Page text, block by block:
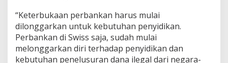
I
u
U
g
“Keterbukaan perbankan harus mulai
dilonggarkan untuk kebutuhan penyidikan.
Perbankan di Swiss saja, sudah mulai
melonggarkan diri terhadap penyidikan dan
kebutuhan penelusuran dana ilegal dari negara-